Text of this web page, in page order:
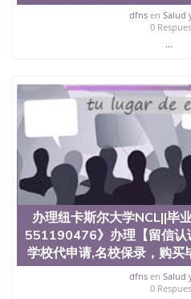
dfnsen Salud
0
...
办理纽卡斯尔大学NCL||毕
551190476》办理【留信认
学校代申请,名校保录，购买
dfnsen Salud
0